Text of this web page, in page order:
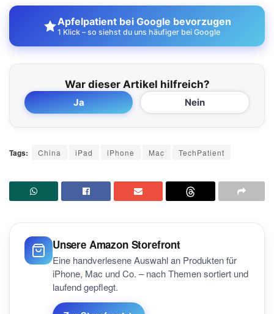
Apfelpatient bei Google bevorzugen
1 Klick – so siehst du uns häufiger bei Google
War dieser Artikel hilfreich?
Ja Nein
Tags: China iPad iPhone Mac TechPatient
Unsere Amazon Storefront
Eine handverlesene Auswahl an Produkten für
iPhone, Mac und Co. – nach Themen sortiert und
laufend gepflegt.